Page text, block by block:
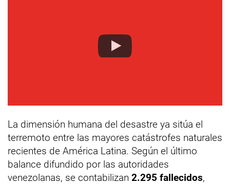
La dimensión humana del desastre ya sitúa el
terremoto entre las mayores catástrofes naturales
recientes de América Latina. Según el último
balance difundido por las autoridades
venezolanas, se contabilizan 2.295 fallecidos,